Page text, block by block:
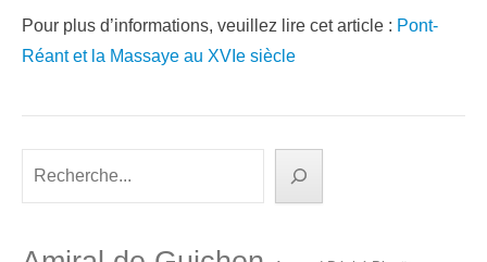
Pour plus d’informations, veuillez lire cet article : Pont-
Réant et la Massaye au XVIe siècle